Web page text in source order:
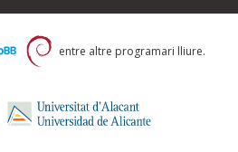
entre altre programari lliure.